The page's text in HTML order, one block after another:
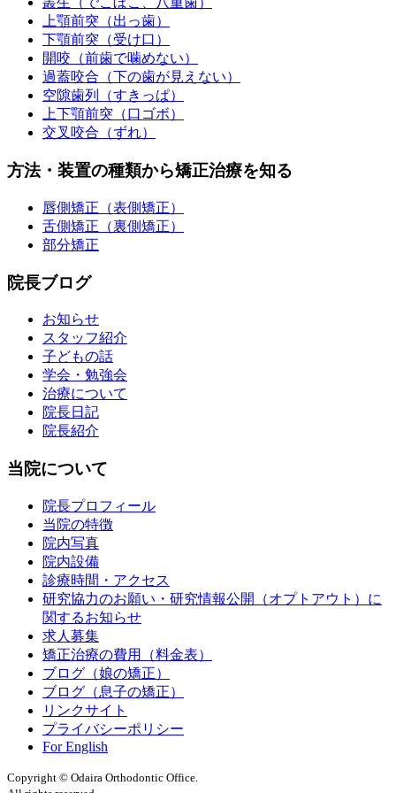
上顎前突（出っ歯）
下顎前突（受け口）
開咬（前歯で噛めない）
過蓋咬合（下の歯が見えない）
空隙歯列（すきっぱ）
上下顎前突（口ゴボ）
交叉咬合（ずれ）
方法・装置の種類から矯正治療を知る
唇側矯正（表側矯正）
舌側矯正（裏側矯正）
部分矯正
院長ブログ
お知らせ
スタッフ紹介
子どもの話
学会・勉強会
治療について
院長日記
院長紹介
当院について
院長プロフィール
当院の特徴
院内写真
院内設備
診療時間・アクセス
研究協力のお願い・研究情報公開（オプトアウト）に
関するお知らせ
求人募集
矯正治療の費用（料金表）
ブログ（娘の矯正）
ブログ（息子の矯正）
リンクサイト
プライバシーポリシー
For English
Copyright © Odaira Orthodontic Office.